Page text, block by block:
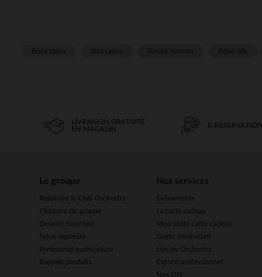
LIVRAISON GRATUITE
EN MAGASIN
E-RÉSERVATION
Le groupe
Rejoindre le Club Orchestra
L’histoire du groupe
Devenir franchisé
Nous rejoindre
Partenariat puériculture
Rappels produits
Nos services
Évènements
La carte cadeau
Mon solde carte cadeau
Guide d'entretien
Live by Orchestra
Espace professionnel
Nos DIY